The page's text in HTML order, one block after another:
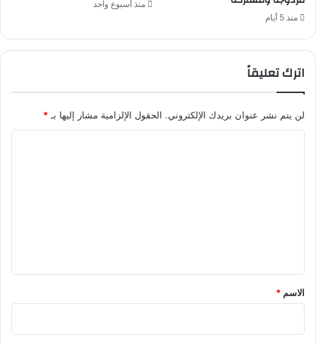
منذ 5 أيام
منذ أسبوع واحد
اترك تعليقاً
لن يتم نشر عنوان بريدك الإلكتروني. الحقول الإلزامية مشار إليها بـ *
*
الاسم *